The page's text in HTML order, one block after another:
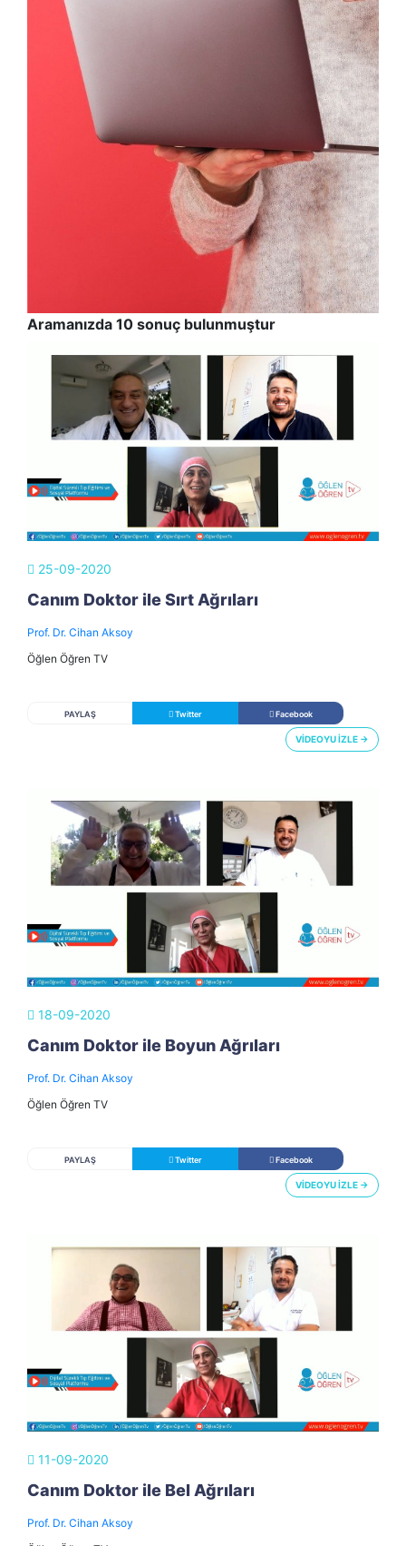
Aramanızda 10 sonuç bulunmuştur
25-09-2020
Canım Doktor ile Sırt Ağrıları
Prof. Dr. Cihan Aksoy
Öğlen Öğren TV
PAYLAŞ Twitter Facebook
VİDEOYU İZLE →
18-09-2020
Canım Doktor ile Boyun Ağrıları
Prof. Dr. Cihan Aksoy
Öğlen Öğren TV
PAYLAŞ Twitter Facebook
VİDEOYU İZLE →
11-09-2020
Canım Doktor ile Bel Ağrıları
Prof. Dr. Cihan Aksoy